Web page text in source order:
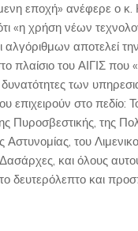
εποχή» ανέφερε ο κ.
«η χρήση νέων
αποτελεί
πλαίσιο του ΑΙΓΙΣ που
δυνατότητες των
επιχειρούν στο πεδίο:
Πυροσβεστικής, της
Αστυνομίας, του
και όλους
δευτερόλεπτο και